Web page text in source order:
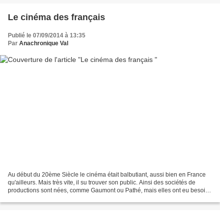
Le cinéma des français
Publié le 07/09/2014 à 13:35
Par Anachronique Val
Au début du 20ème Siècle le cinéma était balbutiant, aussi bien en France
qu'ailleurs. Mais très vite, il su trouver son public. Ainsi des sociétés de
productions sont nées, comme Gaumont ou Pathé, mais elles ont eu besoin